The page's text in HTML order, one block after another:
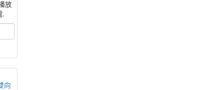
放
.
向